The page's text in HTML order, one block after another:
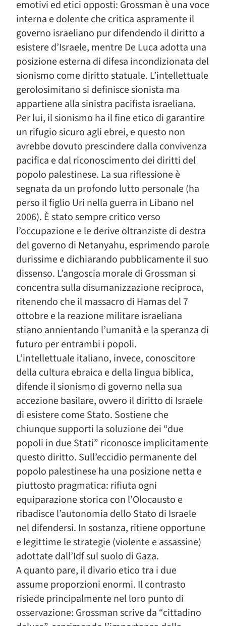
emotivi ed etici opposti: Grossman è una voce
interna e dolente che critica aspramente il
governo israeliano pur difendendo il diritto a
esistere d’Israele, mentre De Luca adotta una
posizione esterna di difesa incondizionata del
sionismo come diritto statuale. L’intellettuale
gerolosimitano si definisce sionista ma
appartiene alla sinistra pacifista israeliana.
Per lui, il sionismo ha il fine etico di garantire
un rifugio sicuro agli ebrei, e questo non
avrebbe dovuto prescindere dalla convivenza
pacifica e dal riconoscimento dei diritti del
popolo palestinese. La sua riflessione è
segnata da un profondo lutto personale (ha
perso il figlio Uri nella guerra in Libano nel
2006). È stato sempre critico verso
l’occupazione e le derive oltranziste di destra
del governo di Netanyahu, esprimendo parole
durissime e dichiarando pubblicamente il suo
dissenso. L’angoscia morale di Grossman si
concentra sulla disumanizzazione reciproca,
ritenendo che il massacro di Hamas del 7
ottobre e la reazione militare israeliana
stiano annientando l’umanità e la speranza di
futuro per entrambi i popoli.
L’intellettuale italiano, invece, conoscitore
della cultura ebraica e della lingua biblica,
difende il sionismo di governo nella sua
accezione basilare, ovvero il diritto di Israele
di esistere come Stato. Sostiene che
chiunque supporti la soluzione dei “due
popoli in due Stati” riconosce implicitamente
questo diritto. Sull’eccidio permanente del
popolo palestinese ha una posizione netta e
piuttosto pragmatica: rifiuta ogni
equiparazione storica con l’Olocausto e
ribadisce l’autonomia dello Stato di Israele
nel difendersi. In sostanza, ritiene opportune
e legittime le strategie (violente e assassine)
adottate dall’Idf sul suolo di Gaza.
A quanto pare, il divario etico tra i due
assume proporzioni enormi. Il contrasto
risiede principalmente nel loro punto di
osservazione: Grossman scrive da “cittadino